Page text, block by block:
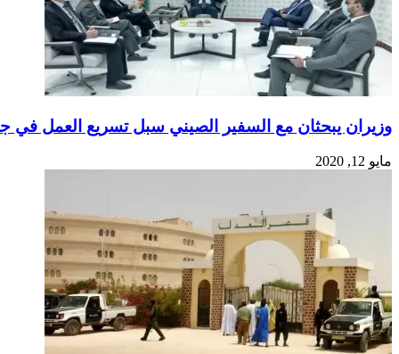
وزيران يبحثان مع السفير الصيني سبل تسريع العمل في
مايو 12, 2020